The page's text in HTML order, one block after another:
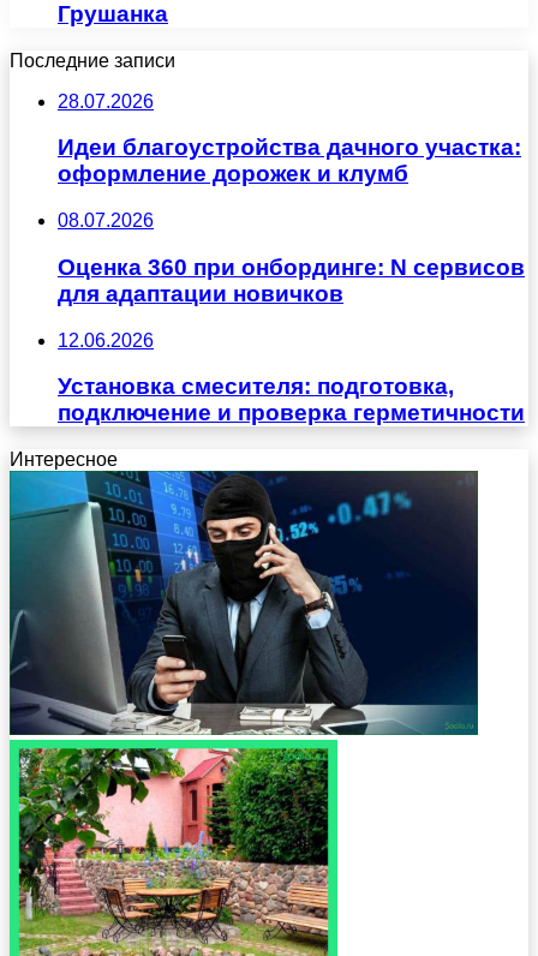
Грушанка
Последние записи
28.07.2026
Идеи благоустройства дачного участка:
оформление дорожек и клумб
08.07.2026
Оценка 360 при онбординге: N сервисов
для адаптации новичков
12.06.2026
Установка смесителя: подготовка,
подключение и проверка герметичности
Интересное